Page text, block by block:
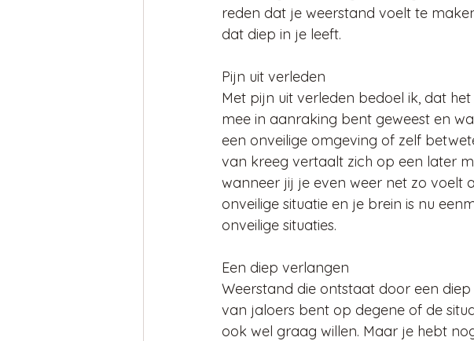
reden dat je weerstand voelt te
dat diep in je leeft.
Pijn uit verleden
Met pijn uit verleden bedoel ik, dat
mee in aanraking bent geweest en
een onveilige omgeving of zelf
van kreeg vertaalt zich op een later
wanneer jij je even weer net zo voelt
onveilige situatie en je brein is nu
onveilige situaties.
Een diep verlangen
Weerstand die ontstaat door een
van jaloers bent op degene of de
ook wel graag willen. Maar je hebt